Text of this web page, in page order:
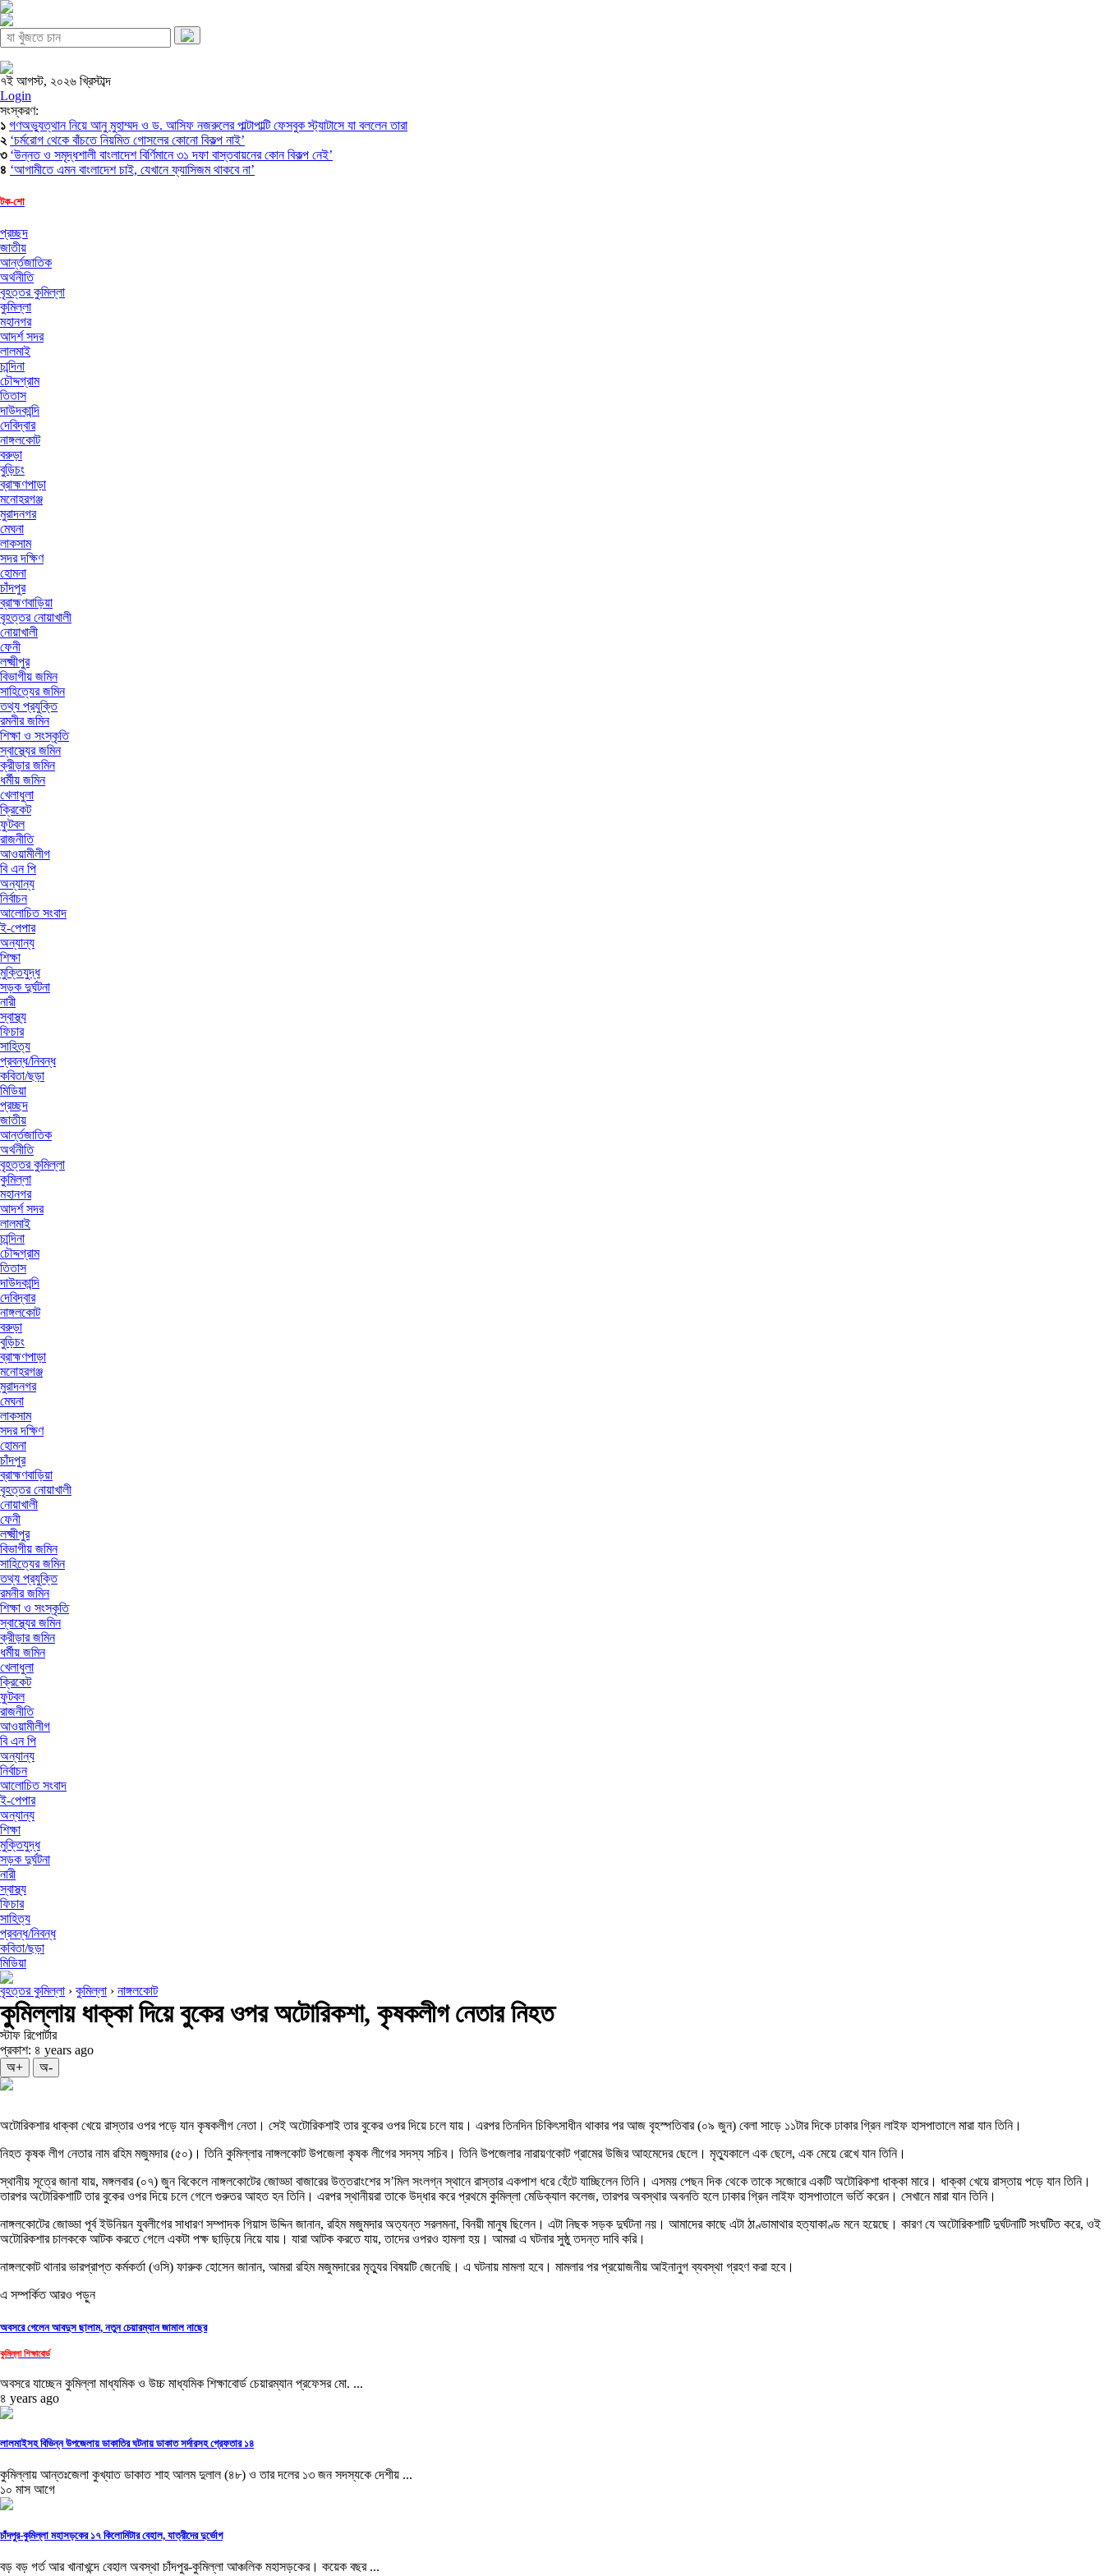
৭ই আগস্ট, ২০২৬ খ্রিস্টাব্দ
Login
সংস্করণ:
১ গণঅভ্যুত্থান নিয়ে আনু মুহাম্মদ ও ড. আসিফ নজরুলের পাল্টাপাল্টি ফেসবুক স্ট্যাটাসে যা বললেন তারা
২ ‘চর্মরোগ থেকে বাঁচতে নিয়মিত গোসলের কোনো বিকল্প নাই’
৩ ‘উন্নত ও সমৃদ্ধশালী বাংলাদেশ বির্ণিমানে ৩১ দফা বাস্তবায়নের কোন বিকল্প নেই’
৪ ‘আগামীতে এমন বাংলাদেশ চাই, যেখানে ফ্যাসিজম থাকবে না’
টক-শো
প্রচ্ছদ
জাতীয়
আর্ন্তজাতিক
অর্থনীতি
বৃহত্তর কুমিল্লা
কুমিল্লা
মহানগর
আদর্শ সদর
লালমাই
চান্দিনা
চৌদ্দগ্রাম
তিতাস
দাউদকান্দি
দেবিদ্বার
নাঙ্গলকোট
বরুড়া
বুড়িচং
ব্রাহ্মণপাড়া
মনোহরগঞ্জ
মুরাদনগর
মেঘনা
লাকসাম
সদর দক্ষিণ
হোমনা
চাঁদপুর
ব্রাহ্মণবাড়িয়া
বৃহত্তর নোয়াখালী
নোয়াখালী
ফেনী
লক্ষ্মীপুর
বিভাগীয় জমিন
সাহিত্যের জমিন
তথ্য প্রযুক্তি
রমনীর জমিন
শিক্ষা ও সংস্কৃতি
স্বাস্থ্যের জমিন
ক্রীড়ার জমিন
ধর্মীয় জমিন
খেলাধুলা
ক্রিকেট
ফুটবল
রাজনীতি
আওয়ামীলীগ
বি এন পি
অন্যান্য
নির্বাচন
আলোচিত সংবাদ
ই-পেপার
অন্যান্য
শিক্ষা
মুক্তিযুদ্ধ
সড়ক দুর্ঘটনা
নারী
স্বাস্থ্য
ফিচার
সাহিত্য
প্রবন্ধ/নিবন্ধ
কবিতা/ছড়া
মিডিয়া
প্রচ্ছদ
জাতীয়
আর্ন্তজাতিক
অর্থনীতি
বৃহত্তর কুমিল্লা
কুমিল্লা
মহানগর
আদর্শ সদর
লালমাই
চান্দিনা
চৌদ্দগ্রাম
তিতাস
দাউদকান্দি
দেবিদ্বার
নাঙ্গলকোট
বরুড়া
বুড়িচং
ব্রাহ্মণপাড়া
মনোহরগঞ্জ
মুরাদনগর
মেঘনা
লাকসাম
সদর দক্ষিণ
হোমনা
চাঁদপুর
ব্রাহ্মণবাড়িয়া
বৃহত্তর নোয়াখালী
নোয়াখালী
ফেনী
লক্ষ্মীপুর
বিভাগীয় জমিন
সাহিত্যের জমিন
তথ্য প্রযুক্তি
রমনীর জমিন
শিক্ষা ও সংস্কৃতি
স্বাস্থ্যের জমিন
ক্রীড়ার জমিন
ধর্মীয় জমিন
খেলাধুলা
ক্রিকেট
ফুটবল
রাজনীতি
আওয়ামীলীগ
বি এন পি
অন্যান্য
নির্বাচন
আলোচিত সংবাদ
ই-পেপার
অন্যান্য
শিক্ষা
মুক্তিযুদ্ধ
সড়ক দুর্ঘটনা
নারী
স্বাস্থ্য
ফিচার
সাহিত্য
প্রবন্ধ/নিবন্ধ
কবিতা/ছড়া
মিডিয়া
বৃহত্তর কুমিল্লা › কুমিল্লা › নাঙ্গলকোট
কুমিল্লায় ধাক্কা দিয়ে বুকের ওপর অটোরিকশা, কৃষকলীগ নেতার নিহত
স্টাফ রিপোর্টার
প্রকাশ: ৪ years ago
অ+
অ-
অটোরিকশার ধাক্কা খেয়ে রাস্তার ওপর পড়ে যান কৃষকলীগ নেতা। সেই অটোরিকশাই তার বুকের ওপর দিয়ে চলে যায়। এরপর তিনদিন চিকিৎসাধীন থাকার পর আজ বৃহস্পতিবার (০৯ জুন) বেলা সাড়ে ১১টার দিকে ঢাকার গ্রিন লাইফ হাসপাতালে মারা যান তিনি।
নিহত কৃষক লীগ নেতার নাম রহিম মজুমদার (৫০)। তিনি কুমিল্লার নাঙ্গলকোট উপজেলা কৃষক লীগের সদস্য সচিব। তিনি উপজেলার নারায়ণকোট গ্রামের উজির আহমেদের ছেলে। মৃত্যুকালে এক ছেলে, এক মেয়ে রেখে যান তিনি।
স্থানীয় সূত্রে জানা যায়, মঙ্গলবার (০৭) জুন বিকেলে নাঙ্গলকোটের জোড্ডা বাজারের উত্তরাংশের স’মিল সংলগ্ন স্থানে রাস্তার একপাশ ধরে হেঁটে যাচ্ছিলেন তিনি। এসময় পেছন দিক থেকে তাকে সজোরে একটি অটোরিকশা ধাক্কা মারে। ধাক্কা খেয়ে রাস্তায় পড়ে যান তিনি।
তারপর অটোরিকশাটি তার বুকের ওপর দিয়ে চলে গেলে গুরুতর আহত হন তিনি। এরপর স্থানীয়রা তাকে উদ্ধার করে প্রথমে কুমিল্লা মেডিক্যাল কলেজ, তারপর অবস্থার অবনতি হলে ঢাকার গ্রিন লাইফ হাসপাতালে ভর্তি করেন। সেখানে মারা যান তিনি।
নাঙ্গলকোটের জোড্ডা পূর্ব ইউনিয়ন যুবলীগের সাধারণ সম্পাদক গিয়াস উদ্দিন জানান, রহিম মজুমদার অত্যন্ত সরলমনা, বিনয়ী মানুষ ছিলেন। এটা নিছক সড়ক দুর্ঘটনা নয়। আমাদের কাছে এটা ঠাণ্ডামাথার হত্যাকাণ্ড মনে হয়েছে। কারণ যে অটোরিকশাটি দুর্ঘটনাটি সংঘটিত করে, ওই
অটোরিকশার চালককে আটক করতে গেলে একটা পক্ষ ছাড়িয়ে নিয়ে যায়। যারা আটক করতে যায়, তাদের ওপরও হামলা হয়। আমরা এ ঘটনার সুষ্ঠু তদন্ত দাবি করি।
নাঙ্গলকোট থানার ভারপ্রাপ্ত কর্মকর্তা (ওসি) ফারুক হোসেন জানান, আমরা রহিম মজুমদারের মৃত্যুর বিষয়টি জেনেছি। এ ঘটনায় মামলা হবে। মামলার পর প্রয়োজনীয় আইনানুগ ব্যবস্থা গ্রহণ করা হবে।
এ সম্পর্কিত আরও পড়ুন
অবসরে গেলেন আবদুস ছালাম, নতুন চেয়ারম্যান জামাল নাছের
কুমিল্লা শিক্ষাবোর্ড
অবসরে যাচ্ছেন কুমিল্লা মাধ্যমিক ও উচ্চ মাধ্যমিক শিক্ষাবোর্ড চেয়ারম্যান প্রফেসর মো. ...
৪ years ago
লালমাইসহ বিভিন্ন উপজেলায় ডাকাতির ঘটনায় ডাকাত সর্দারসহ গ্রেফতার ১৪
কুমিল্লায় আন্তঃজেলা কুখ্যাত ডাকাত শাহ আলম দুলাল (৪৮) ও তার দলের ১৩ জন সদস্যকে দেশীয় ...
১০ মাস আগে
চাঁদপুর-কুমিল্লা মহাসড়কের ১৭ কিলোমিটার বেহাল, যাত্রীদের দুর্ভোগ
বড় বড় গর্ত আর খানাখন্দে বেহাল অবস্থা চাঁদপুর-কুমিল্লা আঞ্চলিক মহাসড়কের। কয়েক বছর ...